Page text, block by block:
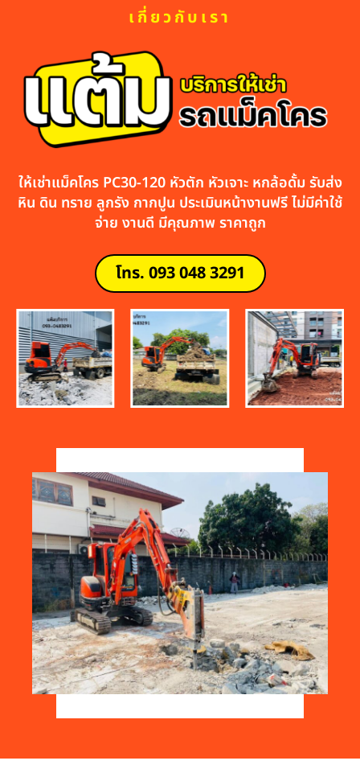
เกี่ยวกับเรา
ให้เช่าแม็คโคร PC30-120 หัวตัก หัวเจาะ หกล้อดั้ม รับส่ง
หิน ดิน ทราย ลูกรัง กากปูน ประเมินหน้างานฟรี ไม่มีค่าใช้
จ่าย งานดี มีคุณภาพ ราคาถูก
โทร. 093 048 3291